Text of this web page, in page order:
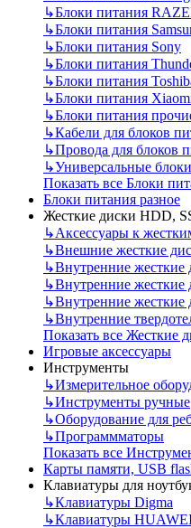
↳Блоки питания
↳Блоки питания
↳Блоки питания Sony
↳Блоки питания
↳Блоки питания
↳Блоки питания
↳Блоки питания
↳Кабели для блоков
↳Провода для блоков
↳Универсальные
Показать все Блоки
Блоки питания разное
Жесткие диски HDD,
↳Аксессуары к
↳Внешние жесткие
↳Внутренние
↳Внутренние
↳Внутренние жесткие
↳Внутренние
Показать все Жесткие
Игровые аксессуары
Инструменты
↳Измерительное
↳Инструменты ручные
↳Оборудование для
↳Программматоры
Показать все
Карты памяти, USB
Клавиатуры для
↳Клавиатуры Digma
↳Клавиатуры